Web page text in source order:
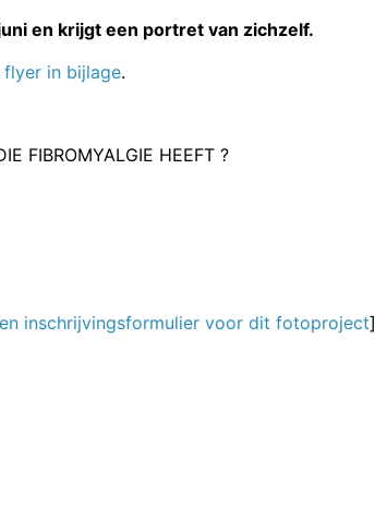
en krijgt een portret van zichzelf.
flyer in bijlage.
FIBROMYALGIE HEEFT ?
inschrijvingsformulier voor dit fotoproject]